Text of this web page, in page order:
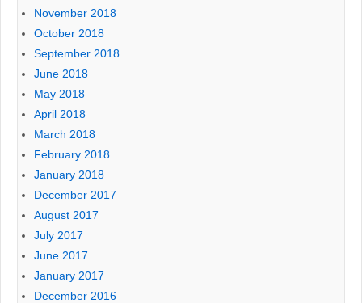
November 2018
October 2018
September 2018
June 2018
May 2018
April 2018
March 2018
February 2018
January 2018
December 2017
August 2017
July 2017
June 2017
January 2017
December 2016